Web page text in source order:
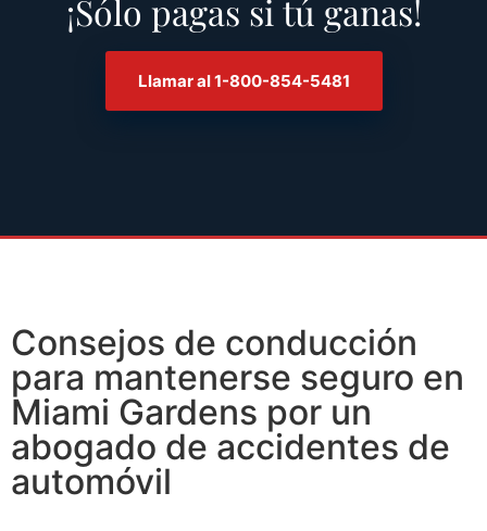
¡Sólo pagas si tú ganas!
Llamar al 1-800-854-5481
Consejos de conducción
para mantenerse seguro en
Miami Gardens por un
abogado de accidentes de
automóvil